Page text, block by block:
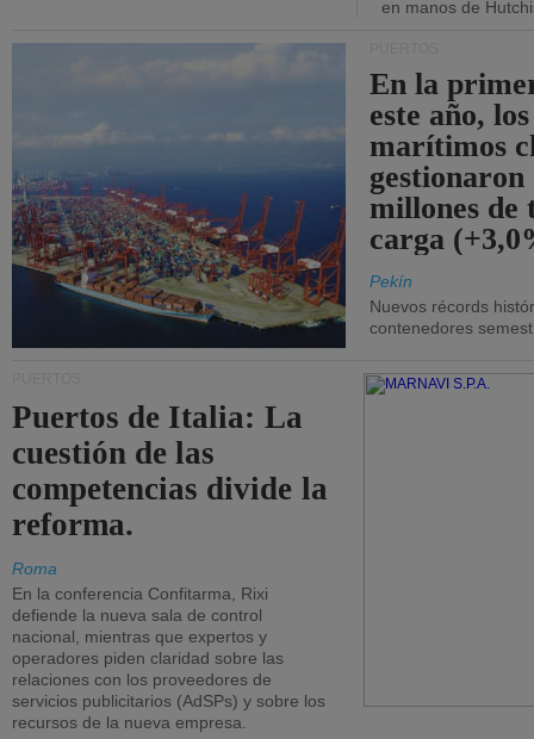
en manos de
En la
este año,
marítimos
gestionaron
millones de
carga
Pekín
Nuevos récords
contenedores
Puertos de Italia: La
cuestión de las
competencias divide la
reforma.
Roma
En la conferencia Confitarma, Rixi
defiende la nueva sala de control
nacional, mientras que expertos y
operadores piden claridad sobre las
relaciones con los proveedores de
servicios publicitarios (AdSPs) y sobre los
recursos de la nueva empresa.